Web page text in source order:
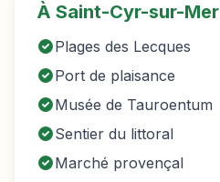
À Saint-Cyr-sur-Mer
Plages des Lecques
Port de plaisance
Musée de Tauroentum
Sentier du littoral
Marché provençal